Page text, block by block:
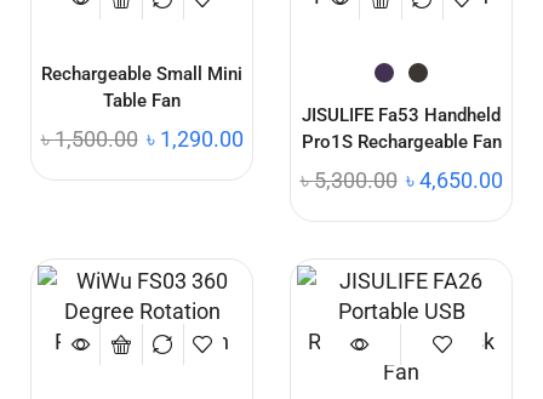
Rechargeable Small Mini
Table Fan
৳1,500.00 ৳ 1,290.00
JISULIFE Fa53 Handheld
Pro1S Rechargeable Fan
৳5,300.00 ৳4,650.00